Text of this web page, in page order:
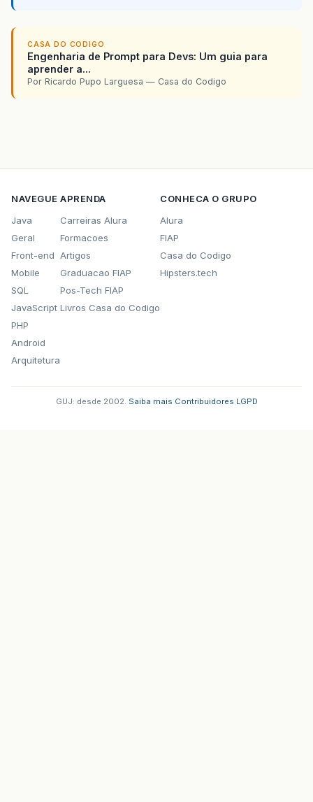
CASA DO CODIGO
Engenharia de Prompt para Devs: Um guia para
aprender a...
Por Ricardo Pupo Larguesa — Casa do Codigo
NAVEGUE
Java
Geral
Front-end
Mobile
SQL
JavaScript
PHP
Android
Arquitetura
APRENDA
Carreiras Alura
Formacoes
Artigos
Graduacao FIAP
Pos-Tech FIAP
Livros Casa do Codigo
CONHECA O GRUPO
Alura
FIAP
Casa do Codigo
Hipsters.tech
GUJ: desde 2002. Saiba mais Contribuidores LGPD